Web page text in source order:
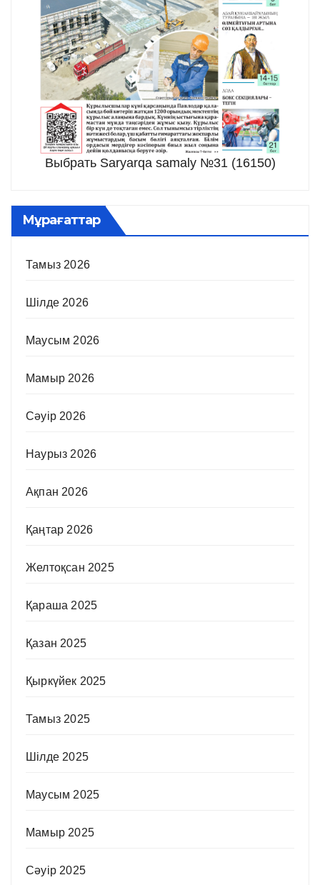
Выбрать Saryarqa samaly №31 (16150)
Мұрағаттар
Тамыз 2026
Шілде 2026
Маусым 2026
Мамыр 2026
Сәуір 2026
Наурыз 2026
Ақпан 2026
Қаңтар 2026
Желтоқсан 2025
Қараша 2025
Қазан 2025
Қыркүйек 2025
Тамыз 2025
Шілде 2025
Маусым 2025
Мамыр 2025
Сәуір 2025